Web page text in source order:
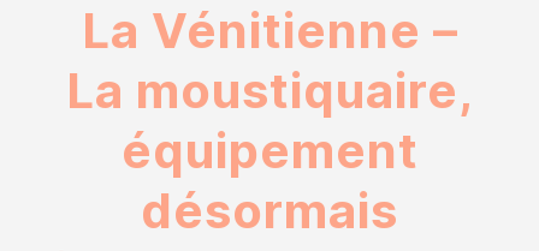
La Vénitienne –
La moustiquaire,
équipement
désormais